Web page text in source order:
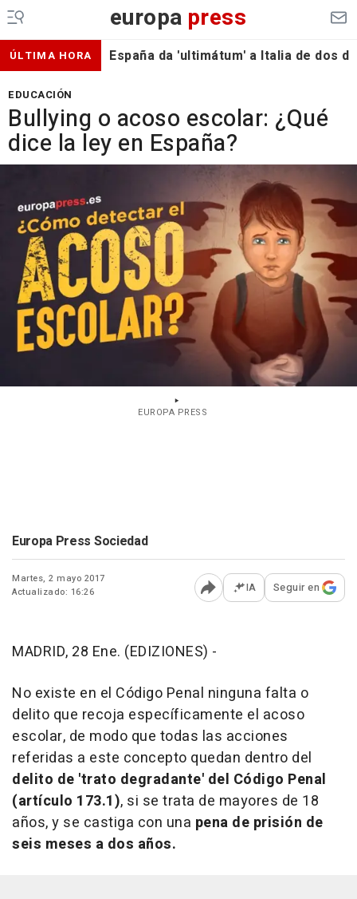
europa press
ÚLTIMA HORA España da 'ultimátum' a Italia de dos
EDUCACIÓN
Bullying o acoso escolar: ¿Qué
dice la ley en España?
EUROPA PRESS
Europa Press Sociedad
Martes, 2 mayo 2017
Actualizado: 16:26
Abrir opciones para
IA Seguir en
MADRID, 28 Ene. (EDIZIONES) -
No existe en el Código Penal ninguna falta o
delito que recoja específicamente el acoso
escolar, de modo que todas las acciones
referidas a este concepto quedan dentro del
delito de 'trato degradante' del Código Penal
(artículo 173.1), si se trata de mayores de 18
años, y se castiga con una pena de prisión de
seis meses a dos años.